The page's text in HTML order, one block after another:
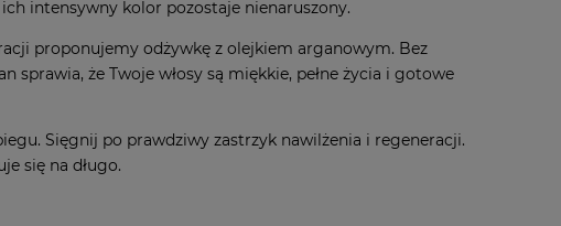
intensywny kolor pozostaje nienaruszony.
proponujemy odżywkę z olejkiem arganowym. Bez
sprawia, że Twoje włosy są miękkie, pełne życia i gotowe
Sięgnij po prawdziwy zastrzyk nawilżenia i regeneracji.
się na długo.